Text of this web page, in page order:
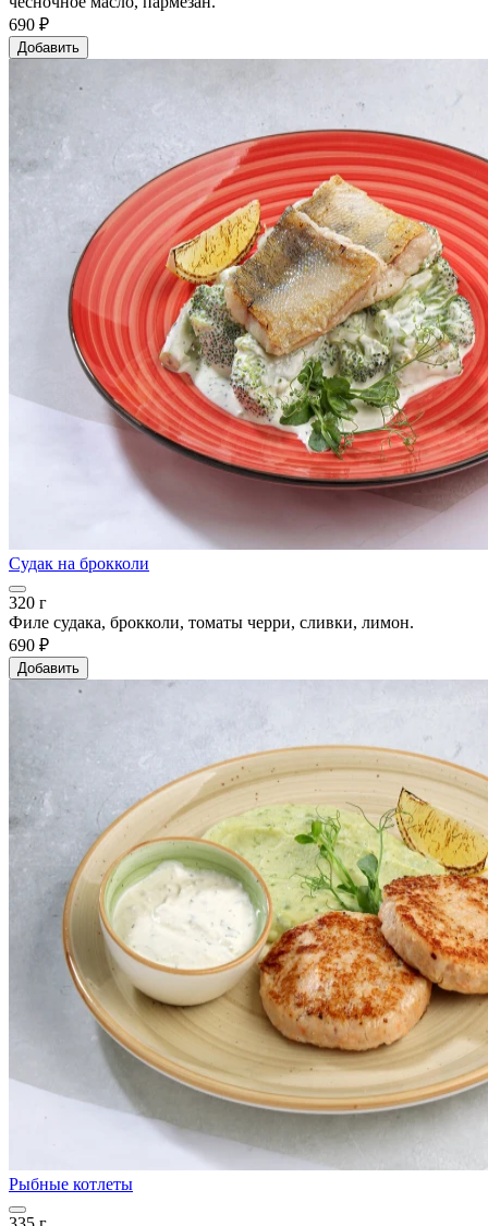
690 ₽
Добавить
Судак на брокколи
320 г
Филе судака, брокколи, томаты черри, сливки, лимон.
690 ₽
Добавить
Рыбные котлеты